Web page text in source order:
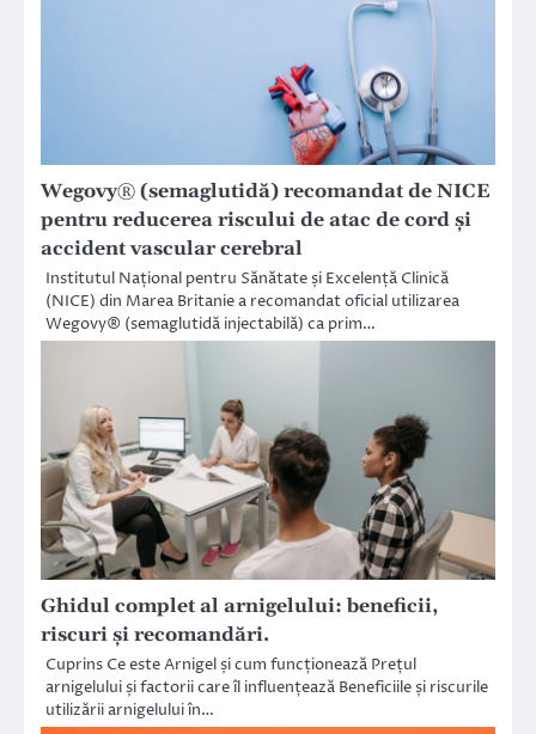
Wegovy® (semaglutidă) recomandat de NICE
pentru reducerea riscului de atac de cord și
accident vascular cerebral
Institutul Național pentru Sănătate și Excelență Clinică
(NICE) din Marea Britanie a recomandat oficial utilizarea
Wegovy® (semaglutidă injectabilă) ca prim…
Ghidul complet al arnigelului: beneficii,
riscuri și recomandări.
Cuprins Ce este Arnigel și cum funcționează Prețul
arnigelului și factorii care îl influențează Beneficiile și riscurile
utilizării arnigelului în…